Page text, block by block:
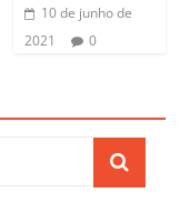
10 de junho de
2021
0